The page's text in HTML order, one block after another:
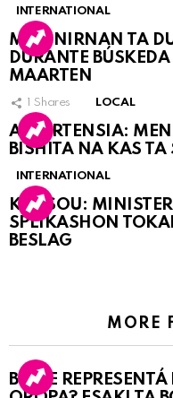
INTERNATIONAL
MARINIRNAN TA
DURANTE
MAARTEN
Shares LOCAL
ATVERTENSIA:
BISHITA NA KAS TA
INTERNATIONAL
KORSOU:
SPLIKASHON
BESLAG
MORE
BO KE